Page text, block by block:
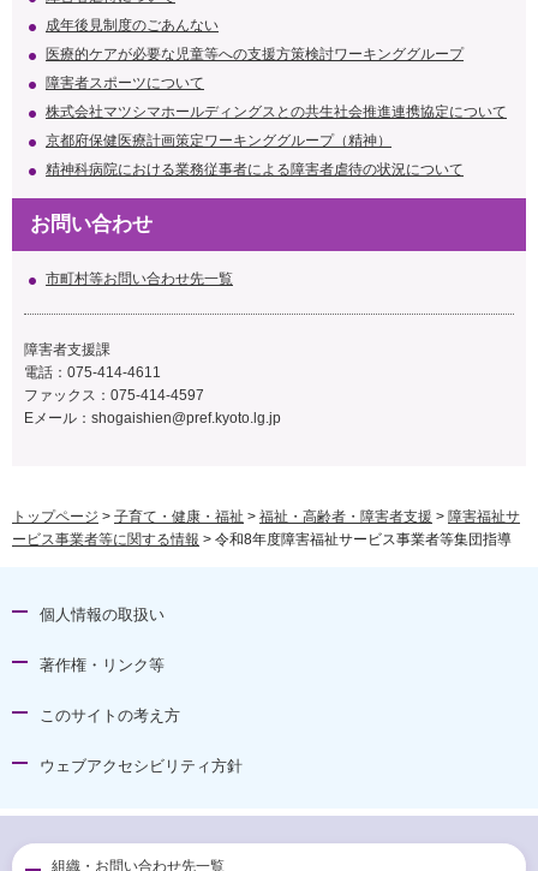
成年後見制度のごあんない
医療的ケアが必要な児童等への支援方策検討ワーキンググループ
障害者スポーツについて
株式会社マツシマホールディングスとの共生社会推進連携協定について
京都府保健医療計画策定ワーキンググループ（精神）
精神科病院における業務従事者による障害者虐待の状況について
お問い合わせ
市町村等お問い合わせ先一覧
障害者支援課
電話：075-414-4611
ファックス：075-414-4597
Eメール： shogaishien@pref.kyoto.lg.jp
トップページ > 子育て・健康・福祉 > 福祉・高齢者・障害者支援 > 障害福祉サ
ービス事業者等に関する情報 > 令和8年度障害福祉サービス事業者等集団指導
個人情報の取扱い
著作権・リンク等
このサイトの考え方
ウェブアクセシビリティ方針
組織・お問い合わせ先一覧